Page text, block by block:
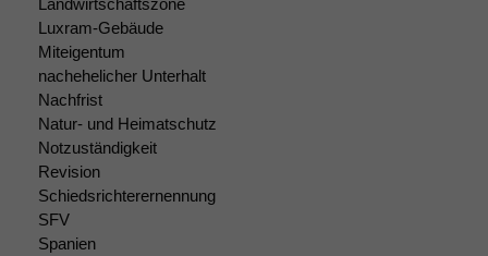
Luxram-Gebäude
Miteigentum
nachehelicher Unterhalt
Nachfrist
Natur- und Heimatschutz
Notzuständigkeit
Revision
Schiedsrichterernennung
SFV
Spanien